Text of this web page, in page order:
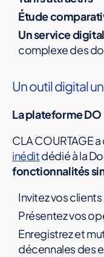
Étude
Un service digital
complexe des
Un outil digital
La plateforme DO
CLA COURTAGE
inéditdédié à la
fonctionnalités
Invitez vos
Présentez vos
Enregistrez et
décennales des